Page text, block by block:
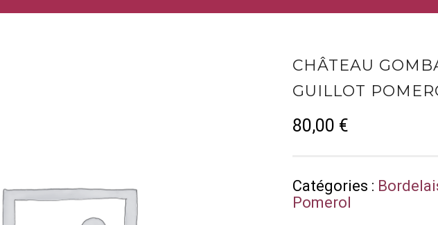
CHÂTEAU
GUILLOT
80,00 €
Catégories :
Pomerol